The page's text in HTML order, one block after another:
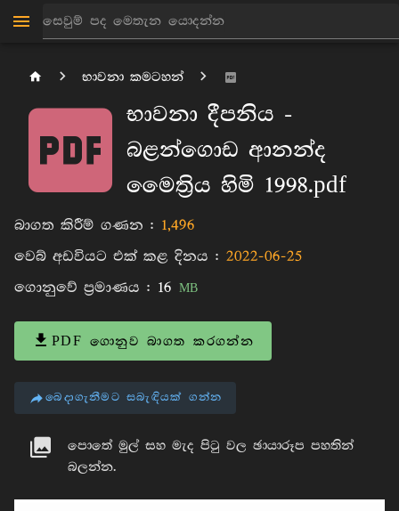
භාවනා කමටහන්
භාවනා දීපනිය -
බළන්ගොඩ ආනන්ද
මෛත්‍රිය හිමි 1998.pdf
බාගත කිරීම් ගණන : 1,496
වෙබ් අඩවියට එක් කළ දිනය : 2022-06-25
ගොනුවේ ප්‍රමාණය : 16 MB
PDF ගොනුව බාගත කරගන්න
බෙදාගැනීමට සබැඳියක් ගන්න
පොතේ මුල් සහ මැද පිටු වල ඡායාරූප පහතින්
බලන්න.